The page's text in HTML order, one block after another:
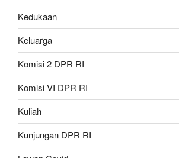
Kedukaan
Keluarga
Komisi 2 DPR RI
Komisi VI DPR RI
Kuliah
Kunjungan DPR RI